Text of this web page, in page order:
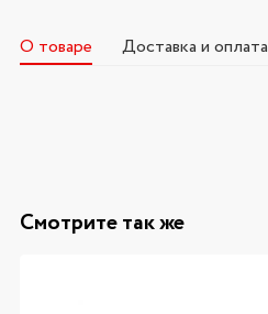
О товаре Доставка и оплата
Смотрите так же